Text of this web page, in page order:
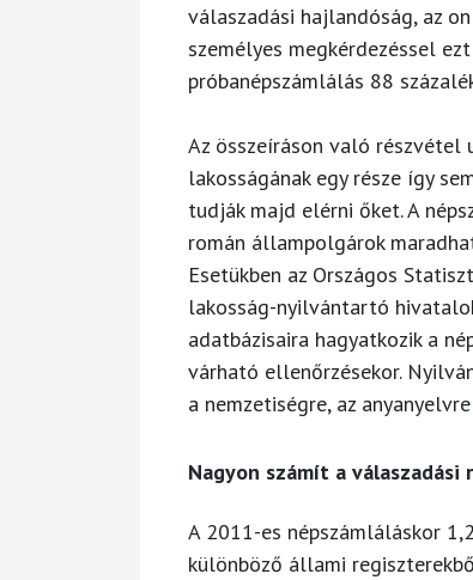
válaszadási hajlandóság, az
személyes megkérdezéssel
próbanépszámlálás 88
Az összeíráson való részvétel
lakosságának egy része így
tudják majd elérni őket. A
román állampolgárok
Esetükben az Országos
lakosság-nyilvántartó
adatbázisaira hagyatkozik a
várható ellenőrzésekor.
a nemzetiségre, az
Nagyon számít a válaszadási
A 2011-es népszámláláskor
különböző állami